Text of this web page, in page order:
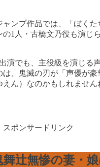
ャンプ作品では、「ぼくた
1人・古橋文乃役も演じ
演でも、主役級を演じる
、鬼滅の刃が「声優が豪
ん）なのかもしれません
スポンサードリンク
舞辻無惨の妻・